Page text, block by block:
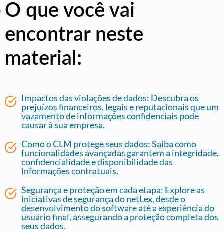
O que você vai
encontrar neste
material:
Impactos das violações de dados: Descubra os
prejuízos financeiros, legais e reputacionais que um
vazamento de informações confidenciais pode
causar à sua empresa.
Como o CLM protege seus dados: Saiba como
funcionalidades avançadas garantem a integridade,
confidencialidade e disponibilidade das
informações contratuais.
Segurança e proteção em cada etapa: Explore as
iniciativas de segurança do netLex, desde o
desenvolvimento do software até a experiência do
usuário final, assegurando a proteção completa dos
seus dados.